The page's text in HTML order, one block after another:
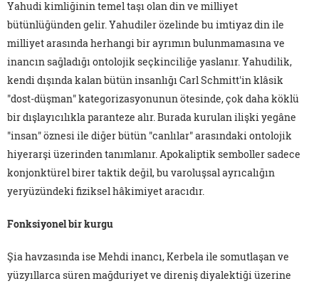
Yahudi kimliğinin temel taşı olan din ve milliyet
bütünlüğünden gelir. Yahudiler özelinde bu imtiyaz din ile
milliyet arasında herhangi bir ayrımın bulunmamasına ve
inancın sağladığı ontolojik seçkinciliğe yaslanır. Yahudilik,
kendi dışında kalan bütün insanlığı Carl Schmitt'in klâsik
"dost-düşman" kategorizasyonunun ötesinde, çok daha köklü
bir dışlayıcılıkla paranteze alır. Burada kurulan ilişki yegâne
"insan" öznesi ile diğer bütün "canlılar" arasındaki ontolojik
hiyerarşi üzerinden tanımlanır. Apokaliptik semboller sadece
konjonktürel birer taktik değil, bu varoluşsal ayrıcalığın
yeryüzündeki fiziksel hâkimiyet aracıdır.
Fonksiyonel bir kurgu
Şia havzasında ise Mehdi inancı, Kerbela ile somutlaşan ve
yüzyıllarca süren mağduriyet ve direniş diyalektiği üzerine